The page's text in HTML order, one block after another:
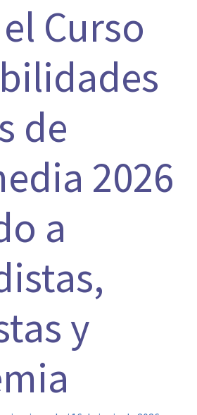
Curso
de
2026
a
y